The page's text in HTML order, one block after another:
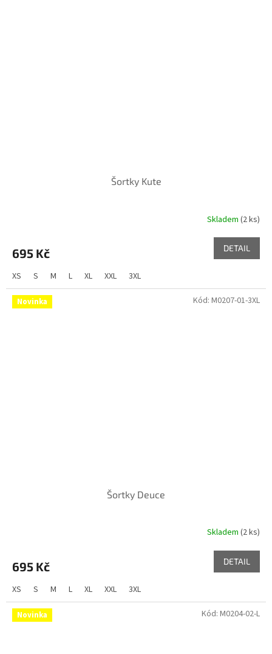
Šortky Kute
Skladem (2 ks)
695 Kč DETAIL
XS S M L XL XXL 3XL
Novinka
Šortky Deuce
Skladem (2 ks)
695 Kč DETAIL
XS S M L XL XXL 3XL
Kód: M0207-01-3XL
Novinka Kód: M0204-02-L